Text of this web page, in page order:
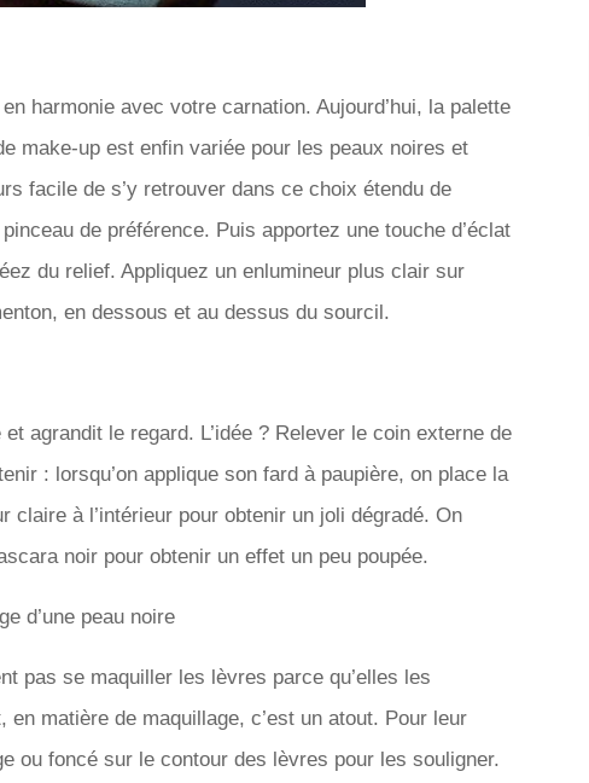
harmonie avec votre carnation. Aujourd’hui, la palette
make-up est enfin variée pour les peaux noires et
facile de s’y retrouver dans ce choix étendu de
de préférence. Puis apportez une touche d’éclat
du relief. Appliquez un enlumineur plus clair sur
en dessous et au dessus du sourcil.
et agrandit le regard. L’idée ? Relever le coin externe de
: lorsqu’on applique son fard à paupière, on place la
claire à l’intérieur pour obtenir un joli dégradé. On
noir pour obtenir un effet un peu poupée.
d’une peau noire
pas se maquiller les lèvres parce qu’elles les
matière de maquillage, c’est un atout. Pour leur
ou foncé sur le contour des lèvres pour les souligner.